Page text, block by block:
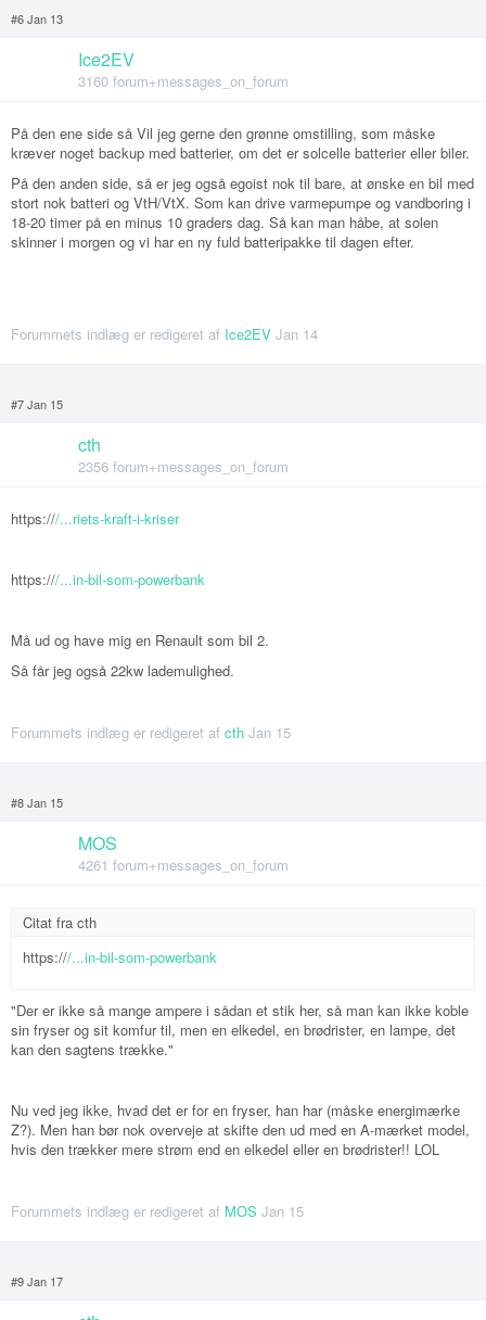
#6 Jan 13
Ice2EV
3160 forum+messages_on_forum
På den ene side så Vil jeg gerne den grønne omstilling, som måske
kræver noget backup med batterier, om det er solcelle batterier eller biler.
På den anden side, så er jeg også egoist nok til bare, at ønske en bil med
stort nok batteri og VtH/VtX. Som kan drive varmepumpe og vandboring i
18-20 timer på en minus 10 graders dag. Så kan man håbe, at solen
skinner i morgen og vi har en ny fuld batteripakke til dagen efter.
Forummets indlæg er redigeret af Ice2EV Jan 14
#7 Jan 15
cth
2356 forum+messages_on_forum
https:///...riets-kraft-i-kriser
https:///...in-bil-som-powerbank
Må ud og have mig en Renault som bil 2.
Så får jeg også 22kw lademulighed.
Forummets indlæg er redigeret af cth Jan 15
#8 Jan 15
MOS
4261 forum+messages_on_forum
Citat fra cth
https:///...in-bil-som-powerbank
"Der er ikke så mange ampere i sådan et stik her, så man kan ikke koble
sin fryser og sit komfur til, men en elkedel, en brødrister, en lampe, det
kan den sagtens trække."
Nu ved jeg ikke, hvad det er for en fryser, han har (måske energimærke
Z?). Men han bør nok overveje at skifte den ud med en A-mærket model,
hvis den trækker mere strøm end en elkedel eller en brødrister!! LOL
Forummets indlæg er redigeret af MOS Jan 15
#9 Jan 17